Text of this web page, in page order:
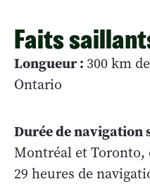
Faits
Longueur : 300 km
Ontario
Durée de navigation
Montréal et
29 heures de